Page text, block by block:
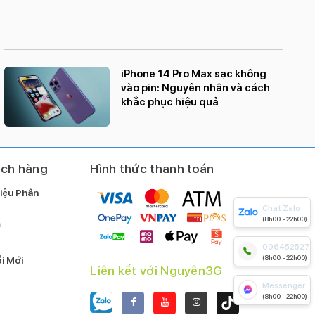
Khả năng chống nước, bụi:Chuẩn IP68 giúp bảo
vệ máy khỏi nước và bụi bẩn.
Hỗ trợ 2 SIM:
Thuận tiện cho người dùng có nhu
iPhone 14 Pro Max sạc không
vào pin: Nguyên nhân và cách
khắc phục hiệu quả
Chat Zalo
(8h00 - 22h00)
0964525279
(8h00 - 22h00)
Messenger
(8h00 - 22h00)
hàng
Phân
Mới
Hình thức thanh toán
Liên kết với Nguyên3G